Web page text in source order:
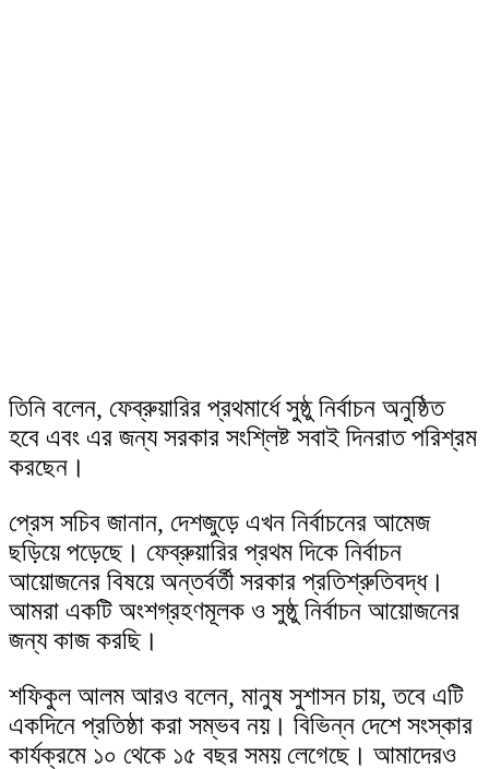
তিনি বলেন, ফেব্রুয়ারির প্রথমার্ধে সুষ্ঠু নির্বাচন অনুষ্ঠিত
হবে এবং এর জন্য সরকার সংশ্লিষ্ট সবাই দিনরাত পরিশ্রম
করছেন।
প্রেস সচিব জানান, দেশজুড়ে এখন নির্বাচনের আমেজ
ছড়িয়ে পড়েছে। ফেব্রুয়ারির প্রথম দিকে নির্বাচন
আয়োজনের বিষয়ে অন্তর্বর্তী সরকার প্রতিশ্রুতিবদ্ধ।
আমরা একটি অংশগ্রহণমূলক ও সুষ্ঠু নির্বাচন আয়োজনের
জন্য কাজ করছি।
শফিকুল আলম আরও বলেন, মানুষ সুশাসন চায়, তবে এটি
একদিনে প্রতিষ্ঠা করা সম্ভব নয়। বিভিন্ন দেশে সংস্কার
কার্যক্রমে ১০ থেকে ১৫ বছর সময় লেগেছে। আমাদেরও